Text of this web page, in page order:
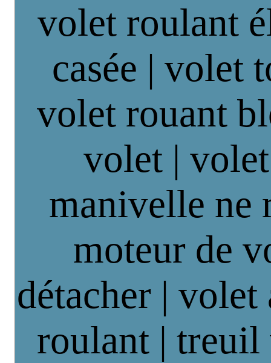
volet roulant
casée | volet
volet rouant
volet |
manivelle ne
moteur de
détacher | volet
roulant |